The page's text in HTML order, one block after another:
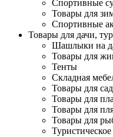
Спортивные
Товары для
Спортивные
Товары для дачи,
Шашлыки на
Товары для
Тенты
Складная
Товары для
Товары для
Товары для
Товары для